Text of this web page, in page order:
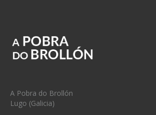
A Pobra do Brollón
Lugo (Galicia)